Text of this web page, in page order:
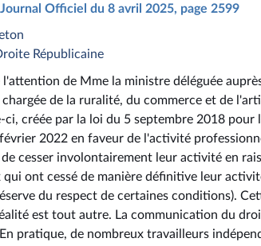
Officiel du 8 avril 2025, page 2599
Républicaine
de Mme la ministre déléguée
de la ruralité, du commerce et de
ci, créée par la loi du 5 septembre 2018
2022 en faveur de l'activité
cesser involontairement leur activité en
qui ont cessé de manière définitive leur
du respect de certaines conditions).
est tout autre. La communication du
pratique, de nombreux travailleurs